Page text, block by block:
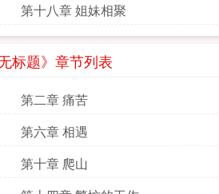
第十八章 姐妹相聚
标题》章节列表
第二章 痛苦
第六章 相遇
第十章 爬山